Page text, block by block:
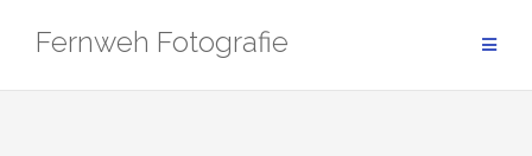
InhaltFernweh Fotografie